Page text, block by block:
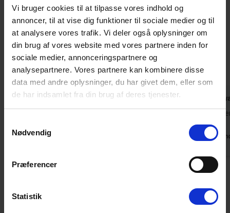
Vi bruger cookies til at tilpasse vores indhold og
annoncer, til at vise dig funktioner til sociale medier og til
at analysere vores trafik. Vi deler også oplysninger om
din brug af vores website med vores partnere inden for
sociale medier, annonceringspartnere og
analysepartnere. Vores partnere kan kombinere disse
data med andre oplysninger, du har givet dem, eller som
de har indsamlet fra din brug af deres tjenester.
Nødvendig
Præferencer
Statistik
Gæsterne siger
4,7 • 11 Bedømmelser
Hus
4,7
Grund
4,6
Område
4,7
Michael Masch
jan 2024
Tyskland
Uwe
Vores 40.
Vis alle omtaler